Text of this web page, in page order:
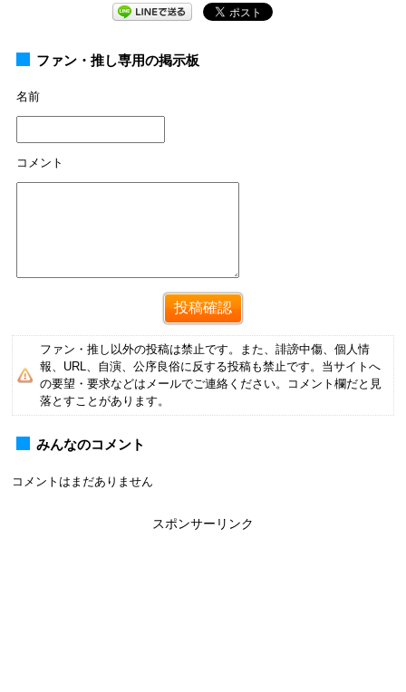
ファン・推し専用の掲示板
名前
コメント
ファン・推し以外の投稿は禁止です。また、誹謗中傷、個人情
報、URL、自演、公序良俗に反する投稿も禁止です。当サイトへ
の要望・要求などはメールでご連絡ください。コメント欄だと見
落とすことがあります。
みんなのコメント
コメントはまだありません
スポンサーリンク